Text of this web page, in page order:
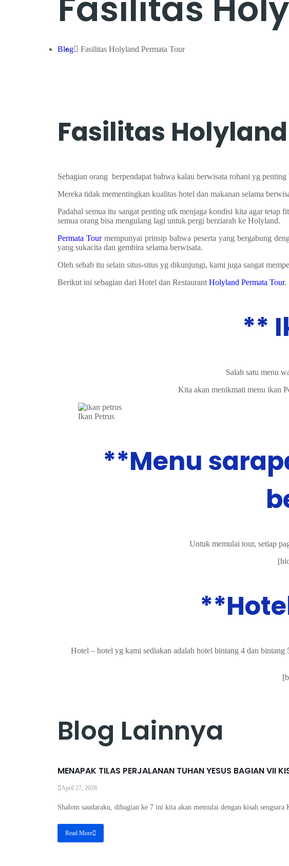
Blog Fasilitas Holyland Permata Tour
Fasilitas
Sebagian orang berpendapat bahwa kalau berwisata rohani yg penting
Mereka tidak mementingkan kualitas hotel dan makanan selama
Padahal semua itu sangat penting utk menjaga kondisi kita agar tetap
semua orang bisa mengulang lagi untuk pergi berziarah ke Holyland.
Permata Tourmempunyai prinsip bahwa peserta yang bergabung
yang sukacita dan gembira selama berwisata.
Oleh sebab itu selain situs-situs yg dikunjungi, kami juga sangat
Berikut ini sebagian dari Hotel dan Restaurant Holyland Permata Tour.
**
Salah satu menu
Kita akan menikmati menu ikan
Ikan Petrus
**Menu
Untuk memulai tour, setiap
Hotel – hotel yg kami sediakan adalah hotel bintang 4 dan bintang
Blog Lainnya
MENAPAK TILAS PERJALANAN TUHAN YESUS BAGIAN VII
April 27, 2026
Shalom saudaraku, dibagian ke 7 ini kita akan memulai dengan kisah
Read More